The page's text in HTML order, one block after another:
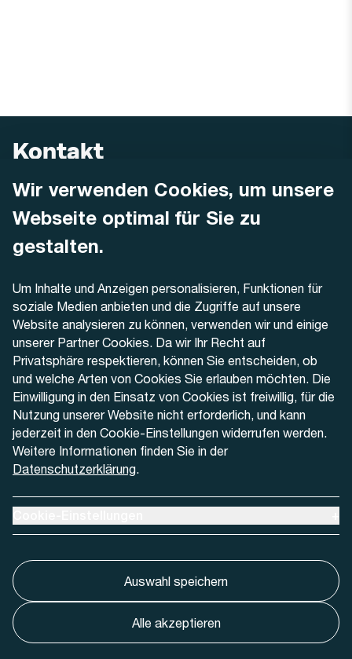
Wir verwenden Cookies, um unsere
Webseite optimal für Sie zu
gestalten.
Um Inhalte und Anzeigen personalisieren, Funktionen für
soziale Medien anbieten und die Zugriffe auf unsere
Website analysieren zu können, verwenden wir und einige
unserer Partner Cookies. Da wir Ihr Recht auf
Privatsphäre respektieren, können Sie entscheiden, ob
und welche Arten von Cookies Sie erlauben möchten. Die
Einwilligung in den Einsatz von Cookies ist freiwillig, für die
Nutzung unserer Website nicht erforderlich, und kann
jederzeit in den Cookie-Einstellungen widerrufen werden.
Weitere Informationen finden Sie in der
Datenschutzerklärung.
Auswahl speichern
Alle akzeptieren
Kontakt
AREMO
Dornacherstrasse 48
4500 Solothurn
+41 32 622 37 22
Kontaktformular
Aktuell
Medien
Impressum Datenschutz Cookie-Einstellungnen